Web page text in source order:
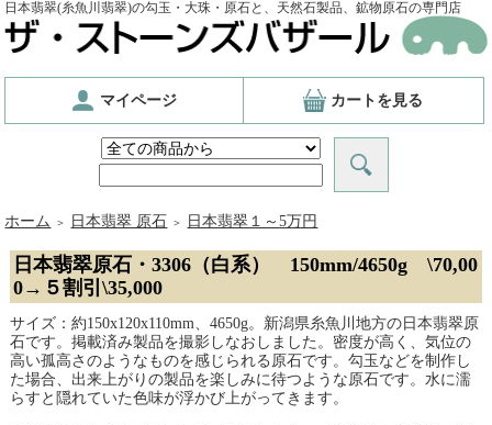
日本翡翠(糸魚川翡翠)の勾玉・大珠・原石と、天然石製品、鉱物原石の専門店
マイページ カートを見る
ホーム ＞ 日本翡翠 原石 ＞ 日本翡翠１～5万円
日本翡翠原石・3306（白系） 150mm/4650g \70,00
0→５割引\35,000
サイズ：約150x120x110mm、4650g。新潟県糸魚川地方の日本翡翠原
石です。掲載済み製品を撮影しなおしました。密度が高く、気位の
高い孤高さのようなものを感じられる原石です。勾玉などを制作し
た場合、出来上がりの製品を楽しみに待つような原石です。水に濡
らすと隠れていた色味が浮かび上がってきます。